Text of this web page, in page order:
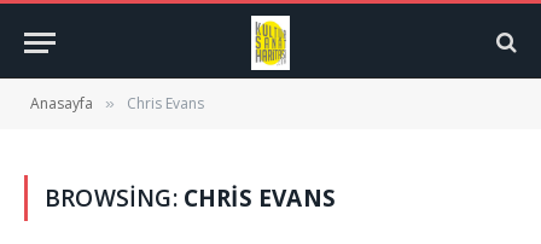
Anasayfa » Chris Evans
BROWSING: CHRIS EVANS